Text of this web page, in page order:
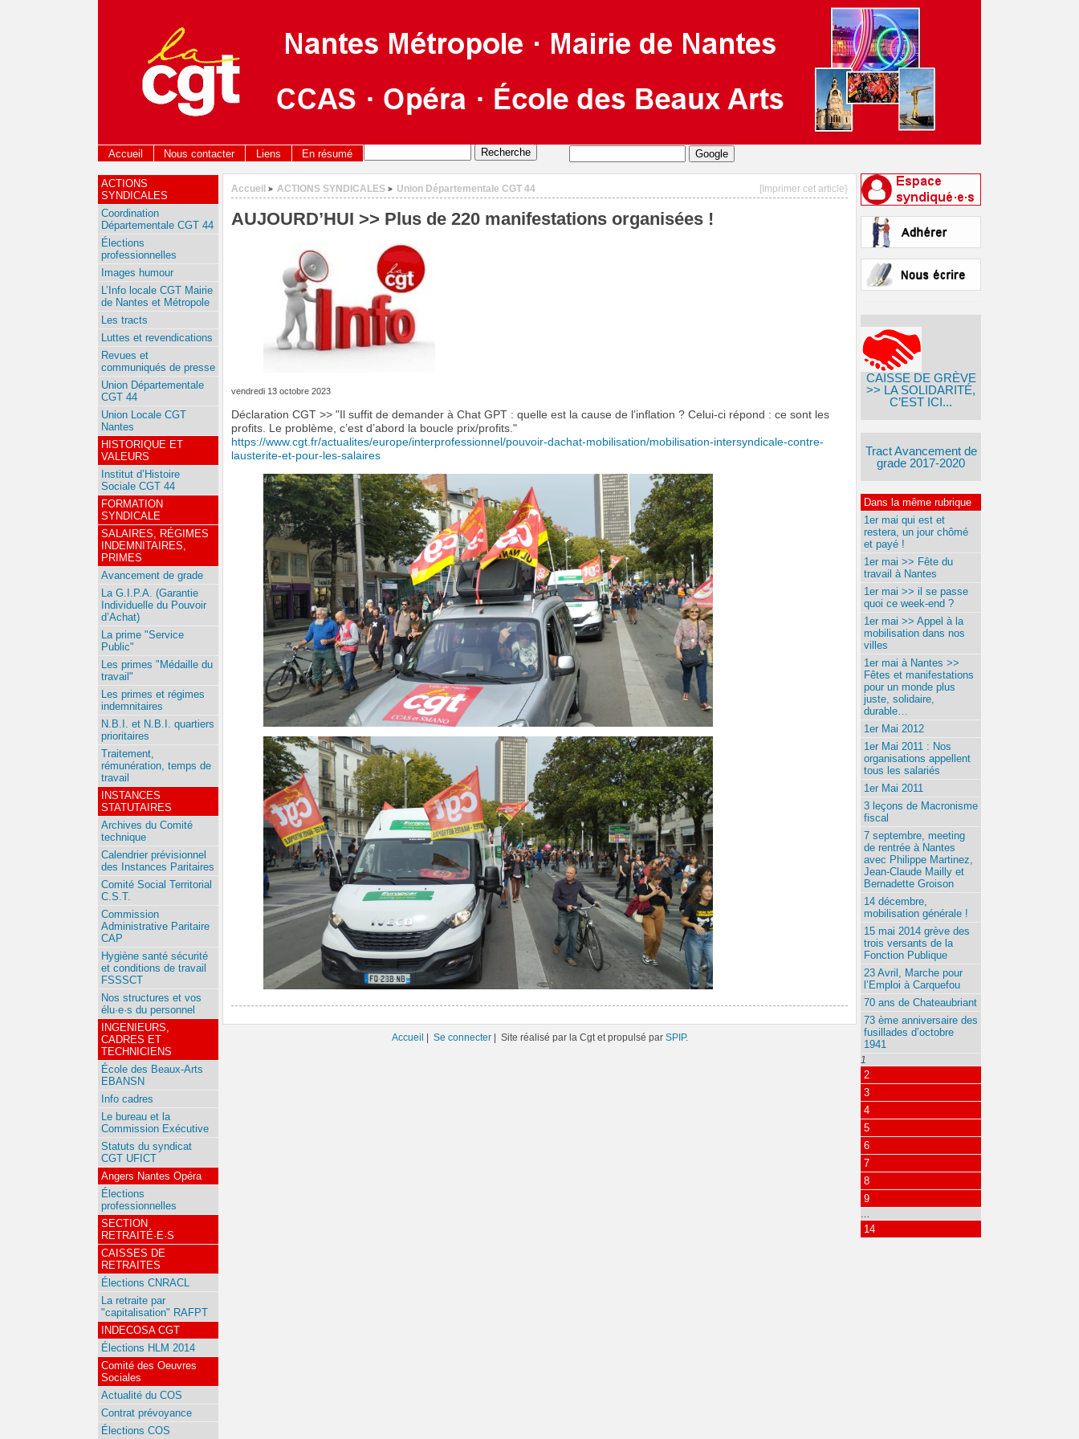
Accueil Nous contacter Liens En résumé
[Imprimer cet article}
Accueil > ACTIONS SYNDICALES > Union Départementale CGT 44
AUJOURD’HUI >> Plus de 220 manifestations organisées !
vendredi 13 octobre 2023
Déclaration CGT >> "Il suffit de demander à Chat GPT : quelle est la cause de l’inflation ? Celui-ci répond : ce sont les
profits. Le problème, c’est d’abord la boucle prix/profits."
https://www.cgt.fr/actualites/europe/interprofessionnel/pouvoir-dachat-mobilisation/mobilisation-intersyndicale-contre-
lausterite-et-pour-les-salaires
CAISSE DE GRÈVE
>> LA SOLIDARITÉ,
C’EST ICI...
Tract Avancement de
grade 2017-2020
Dans la même rubrique
1er mai qui est et
restera, un jour chômé
et payé !
1er mai >> Fête du
travail à Nantes
1er mai >> il se passe
quoi ce week-end ?
1er mai >> Appel à la
mobilisation dans nos
villes
1er mai à Nantes >>
Fêtes et manifestations
pour un monde plus
juste, solidaire,
durable…
1er Mai 2012
1er Mai 2011 : Nos
organisations appellent
tous les salariés
1er Mai 2011
3 leçons de Macronisme
fiscal
7 septembre, meeting
de rentrée à Nantes
avec Philippe Martinez,
Jean-Claude Mailly et
Bernadette Groison
14 décembre,
mobilisation générale !
15 mai 2014 grève des
trois versants de la
Fonction Publique
23 Avril, Marche pour
l’Emploi à Carquefou
70 ans de Chateaubriant
73 ème anniversaire des
fusillades d’octobre
1941
1
2
3
4
5
6
7
8
9
…
14
ACTIONS
SYNDICALES
Coordination
Départementale CGT 44
Élections
professionnelles
Images humour
L’Info locale CGT Mairie
de Nantes et Métropole
Les tracts
Luttes et revendications
Revues et
communiqués de presse
Union Départementale
CGT 44
Union Locale CGT
Nantes
HISTORIQUE ET
VALEURS
Institut d’Histoire
Sociale CGT 44
FORMATION
SYNDICALE
SALAIRES, RÉGIMES
INDEMNITAIRES,
PRIMES
Avancement de grade
La G.I.P.A. (Garantie
Individuelle du Pouvoir
d’Achat)
La prime "Service
Public"
Les primes "Médaille du
travail"
Les primes et régimes
indemnitaires
N.B.I. et N.B.I. quartiers
prioritaires
Traitement,
rémunération, temps de
travail
INSTANCES
STATUTAIRES
Archives du Comité
technique
Calendrier prévisionnel
des Instances Paritaires
Comité Social Territorial
C.S.T.
Commission
Administrative Paritaire
CAP
Hygiène santé sécurité
et conditions de travail
FSSSCT
Nos structures et vos
élu·e·s du personnel
INGENIEURS,
CADRES ET
TECHNICIENS
École des Beaux-Arts
EBANSN
Info cadres
Le bureau et la
Commission Exécutive
Statuts du syndicat
CGT UFICT
Angers Nantes Opéra
Élections
professionnelles
SECTION
RETRAITÉ·E·S
CAISSES DE
RETRAITES
Élections CNRACL
La retraite par
"capitalisation" RAFPT
INDECOSA CGT
Élections HLM 2014
Comité des Oeuvres
Sociales
Actualité du COS
Contrat prévoyance
Élections COS
Accueil Se connecter| Site réalisé par la Cgt et propulsé par SPIP.